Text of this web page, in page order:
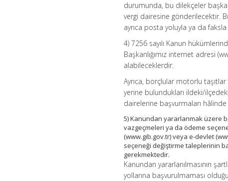
durumunda, bu dilekçeler başka
vergi dairesine gönderilecektir.
ayrıca posta yoluyla ya da
4) 7256 sayılı Kanun
Başkanlığımız internet adresi
alabileceklerdir.
Ayrıca, borçlular motorlu
yerine bulundukları ildeki/
dairelerine başvurmaları hâlinde
5) Kanundan yararlanmak üzere
vazgeçmeleri ya da ödeme
(www.gib.gov.tr) veya e-devlet
seçeneği değiştirme taleplerinin
gerekmektedir.
Kanundan yararlanılmasının
yollarına başvurulmaması